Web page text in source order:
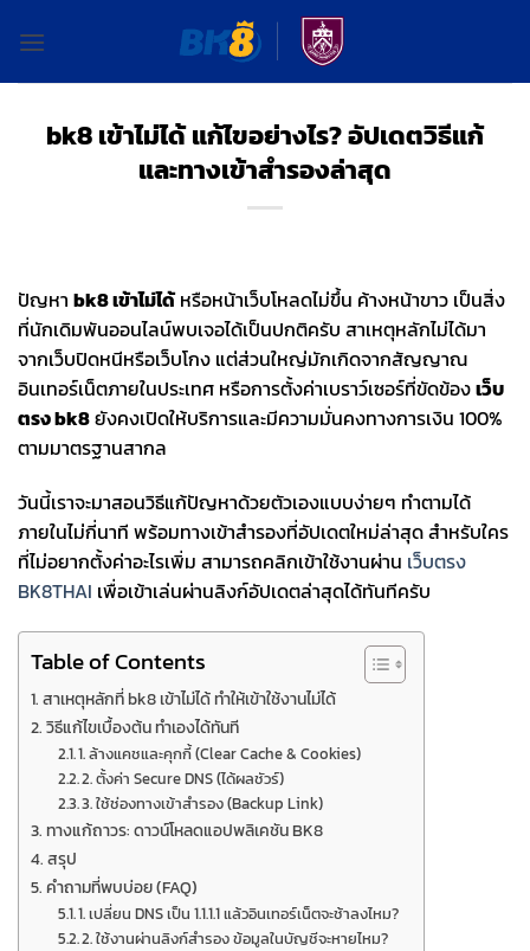
bk8 เข้าไม่ได้ แก้ไขอย่างไร? อัปเดตวิธีแก้
และทางเข้าสำรองล่าสุด
ปัญหา bk8 เข้าไม่ได้หรือหน้าเว็บโหลดไม่ขึ้น ค้างหน้าขาว เป็นสิ่ง
ที่นักเดิมพันออนไลน์พบเจอได้เป็นปกติครับ สาเหตุหลักไม่ได้มา
จากเว็บปิดหนีหรือเว็บโกง แต่ส่วนใหญ่มักเกิดจากสัญญาณ
อินเทอร์เน็ตภายในประเทศ หรือการตั้งค่าเบราว์เซอร์ที่ขัดข้องเว็บ
ตรง bk8ยังคงเปิดให้บริการและมีความมั่นคงทางการเงิน 100%
ตามมาตรฐานสากล
วันนี้เราจะมาสอนวิธีแก้ปัญหาด้วยตัวเองแบบง่ายๆ ทำตามได้
ภายในไม่กี่นาที พร้อมทางเข้าสำรองที่อัปเดตใหม่ล่าสุด สำหรับใคร
ที่ไม่อยากตั้งค่าอะไรเพิ่ม สามารถคลิกเข้าใช้งานผ่าน เว็บตรง
BK8THAI เพื่อเข้าเล่นผ่านลิงก์อัปเดตล่าสุดได้ทันทีครับ
Table of Contents
สาเหตุหลักที่ bk8 เข้าไม่ได้ ทำให้เข้าใช้งานไม่ได้
วิธีแก้ไขเบื้องต้น ทำเองได้ทันที
1. ล้างแคชและคุกกี้ (Clear Cache & Cookies)
2. ตั้งค่า Secure DNS (ได้ผลชัวร์)
3. ใช้ช่องทางเข้าสำรอง (Backup Link)
ทางแก้ถาวร: ดาวน์โหลดแอปพลิเคชัน BK8
สรุป
คำถามที่พบบ่อย (FAQ)
1. เปลี่ยน DNS เป็น 1.1.1.1 แล้วอินเทอร์เน็ตจะช้าลงไหม?
2. ใช้งานผ่านลิงก์สำรอง ข้อมูลในบัญชีจะหายไหม?